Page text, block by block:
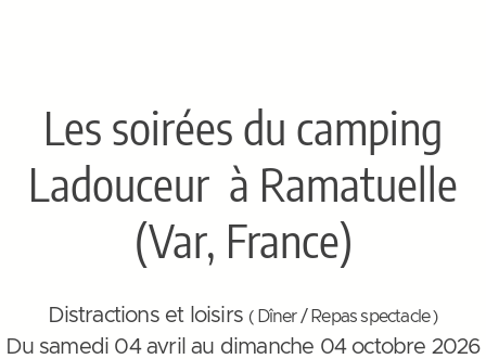
Les soirées du camping
Ladouceur à Ramatuelle
(Var, France)
Distractions et loisirs ( Dîner / Repas spectacle )
Du samedi 04 avril au dimanche 04 octobre 2026